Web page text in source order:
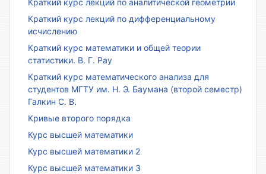
Краткий курс лекций по дифференциальному
исчислению
Краткий курс математики и общей теории
статистики. В. Г. Рау
Краткий курс математического анализа для
студентов МГТУ им. Н. Э. Баумана (второй семестр)
Галкин С. В.
Кривые второго порядка
Курс высшей математики
Курс высшей математики 2
Курс высшей математики 3